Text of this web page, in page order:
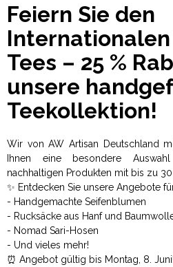
Feiern Sie den
Internationalen
Tees – 25 %
unsere
Teekollektion!
Wir von AW Artisan Deutschland
Ihnen eine besondere
nachhaltigen Produkten mit bis zu 30
✨ Entdecken Sie unsere Angebote
- Handgemachte Seifenblumen
- Rucksäcke aus Hanf und
- Nomad Sari-Hosen
- Und vieles mehr!
⏰ Angebot gültig bis Montag, 8. Juni!